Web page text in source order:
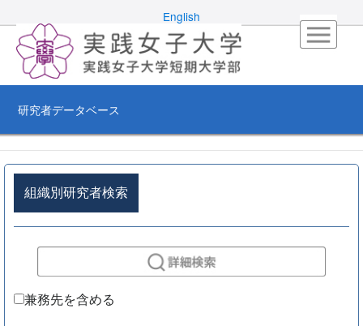
English
研究者データベース
組織別研究者検索
兼務先を含める